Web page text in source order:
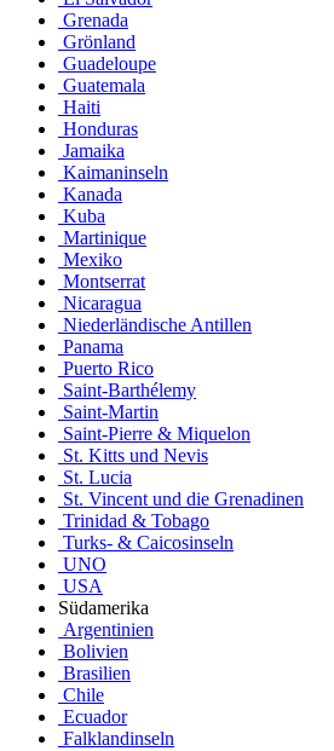
Grenada
Grönland
Guadeloupe
Guatemala
Haiti
Honduras
Jamaika
Kaimaninseln
Kanada
Kuba
Martinique
Mexiko
Montserrat
Nicaragua
Niederländische Antillen
Panama
Puerto Rico
Saint-Barthélemy
Saint-Martin
Saint-Pierre & Miquelon
St. Kitts und Nevis
St. Lucia
St. Vincent und die Grenadinen
Trinidad & Tobago
Turks- & Caicosinseln
UNO
USA
Südamerika
Argentinien
Bolivien
Brasilien
Chile
Ecuador
Falklandinseln